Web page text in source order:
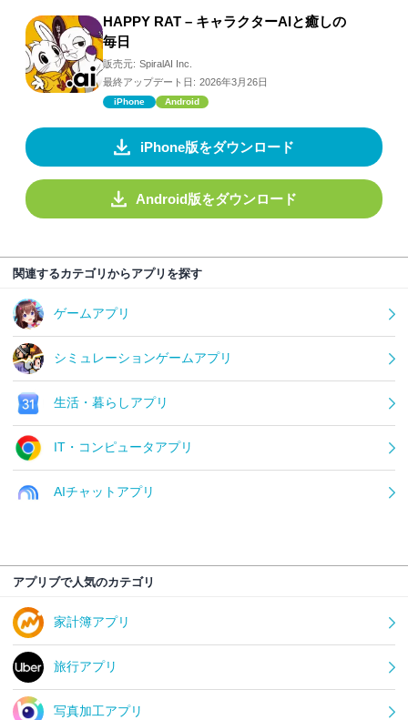
HAPPY RAT – キャラクターAIと癒しの
毎日
販売元: SpiralAI Inc.
最終アップデート日: 2026年3月26日
iPhone Android
iPhone版をダウンロード
Android版をダウンロード
関連するカテゴリからアプリを探す
ゲームアプリ
シミュレーションゲームアプリ
生活・暮らしアプリ
IT・コンピュータアプリ
AIチャットアプリ
アプリブで人気のカテゴリ
家計簿アプリ
旅行アプリ
写真加工アプリ